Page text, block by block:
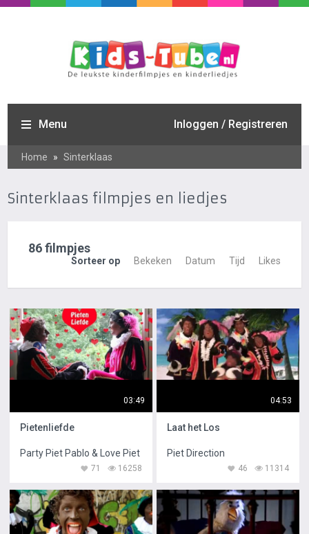
Menu Inloggen / Registreren
Home » Sinterklaas
Sinterklaas filmpjes en liedjes
86 filmpjes
Sorteer op Bekeken Datum Tijd Likes
03:49
Pietenliefde
Party Piet Pablo & Love Piet
16258
71
04:53
Laat het Los
Piet Direction
11314
46